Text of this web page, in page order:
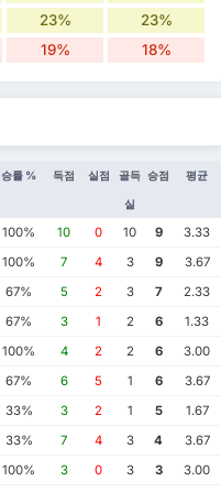
23% 23%
19% 18%
승률 % 득점 실점 골득
실
승점 평균
100% 10 0 10 9
3.33
100% 7 4 3 9
3.67
67% 5 2 3 7
2.33
67% 3 1 2 6
1.33
100% 4 2 2 6
3.00
67% 6 5 1 6
3.67
33% 3 2 1 5
1.67
33% 7 4 3 4
3.67
100% 3 0 3 3
3.00